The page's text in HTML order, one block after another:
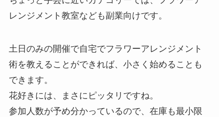
レンジメント教室なども副業向けです。
土日のみの開催で自宅でフラワーアレンジメント
術を教えることができれば、小さく始めることも
できます。
花好きには、まさにピッタリですね。
参加人数が予め分かっているので、在庫も最小限